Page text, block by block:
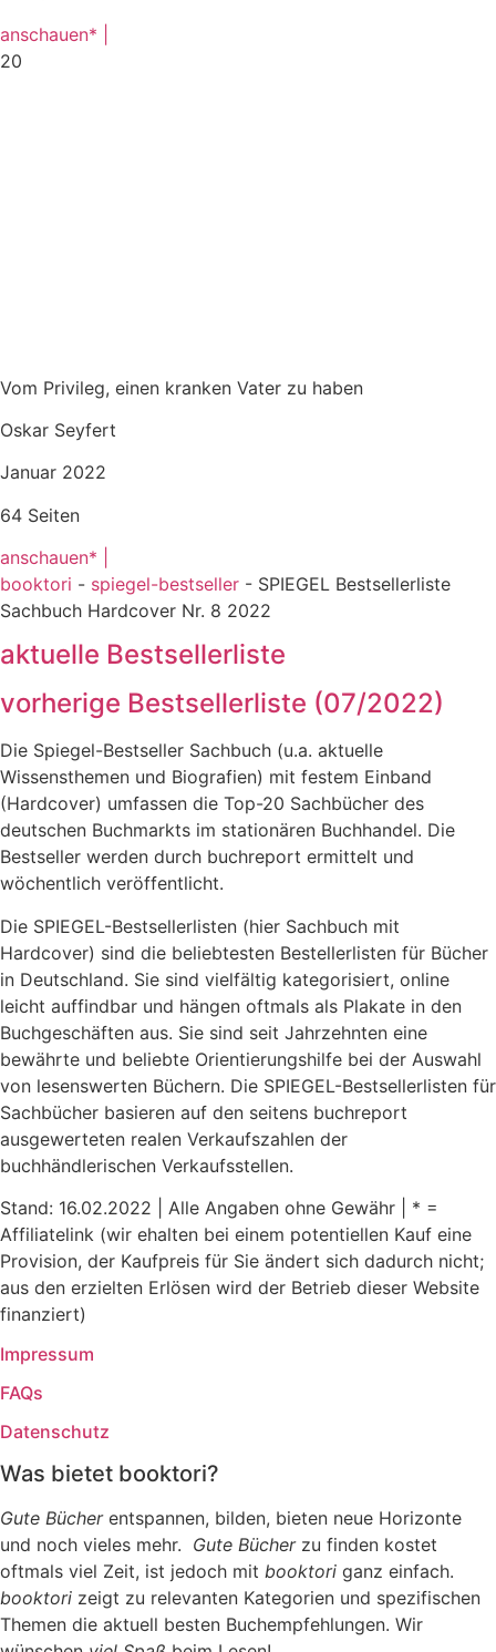
anschauen* |
20
Vom Privileg, einen kranken Vater zu haben
Oskar Seyfert
Januar 2022
64 Seiten
anschauen* |
booktori - spiegel-bestseller - SPIEGEL Bestsellerliste
Sachbuch Hardcover Nr. 8 2022
aktuelle Bestsellerliste
vorherige Bestsellerliste (07/2022)
Die Spiegel-Bestseller Sachbuch (u.a. aktuelle
Wissensthemen und Biografien) mit festem Einband
(Hardcover) umfassen die Top-20 Sachbücher des
deutschen Buchmarkts im stationären Buchhandel. Die
Bestseller werden durch buchreport ermittelt und
wöchentlich veröffentlicht.
Die SPIEGEL-Bestsellerlisten (hier Sachbuch mit
Hardcover) sind die beliebtesten Bestellerlisten für Bücher
in Deutschland. Sie sind vielfältig kategorisiert, online
leicht auffindbar und hängen oftmals als Plakate in den
Buchgeschäften aus. Sie sind seit Jahrzehnten eine
bewährte und beliebte Orientierungshilfe bei der Auswahl
von lesenswerten Büchern. Die SPIEGEL-Bestsellerlisten für
Sachbücher basieren auf den seitens buchreport
ausgewerteten realen Verkaufszahlen der
buchhändlerischen Verkaufsstellen.
Stand: 16.02.2022 | Alle Angaben ohne Gewähr | * =
Affiliatelink (wir ehalten bei einem potentiellen Kauf eine
Provision, der Kaufpreis für Sie ändert sich dadurch nicht;
aus den erzielten Erlösen wird der Betrieb dieser Website
finanziert)
Impressum
FAQs
Datenschutz
Was bietet booktori?
Gute Bücherentspannen, bilden, bieten neue Horizonte
und noch vieles mehr. Gute Bücherzu finden kostet
oftmals viel Zeit, ist jedoch mit booktori ganz einfach.
booktori zeigt zu relevanten Kategorien und spezifischen
Themen die aktuell besten Buchempfehlungen. Wir